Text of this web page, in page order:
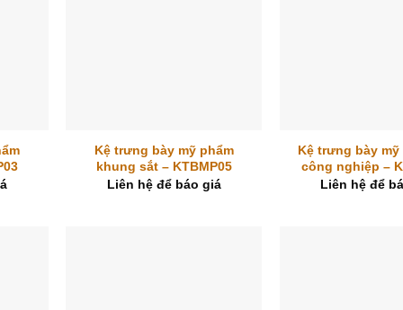
Kệ trưng bày mỹ phẩm
khung sắt – KTBMP05
Liên hệ để báo giá
Kệ trưng bày mỹ
công nghiệp –
Liên hệ để